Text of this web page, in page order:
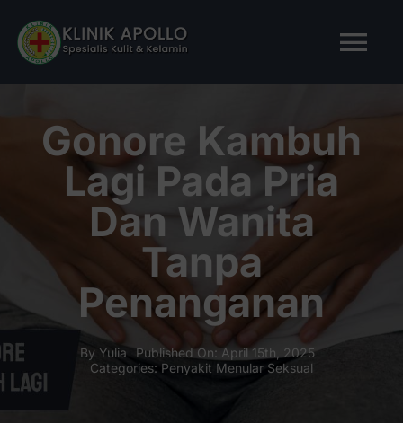
content
TENTANG KAMI
LAYANAN KAMI
ARTIKEL
Tanya Apollo
Gonore Kambuh
Lagi Pada Pria
Dan Wanita
Tanpa
Penanganan
By Yulia
Published On: April 15th, 2025
Categories: Penyakit Menular Seksual